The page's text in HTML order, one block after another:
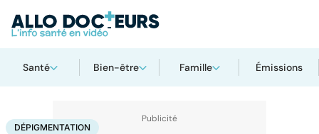
Santé Bien-être Famille Émissions
AccueilSantéDépigmentation
DÉPIGMENTATION